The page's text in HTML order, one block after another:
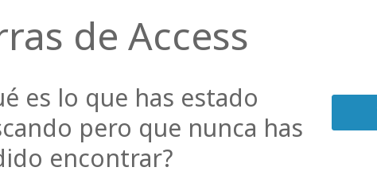
de Access
es lo que has estado
pero que nunca has
encontrar?